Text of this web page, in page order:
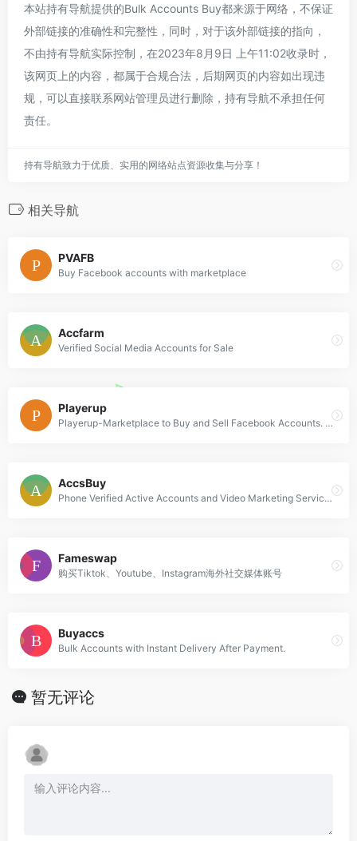
本站持有导航提供的Bulk Accounts Buy都来源于网络，不保证
外部链接的准确性和完整性，同时，对于该外部链接的指向，
不由持有导航实际控制，在2023年8月9日 上午11:02收录时，
该网页上的内容，都属于合规合法，后期网页的内容如出现违
规，可以直接联系网站管理员进行删除，持有导航不承担任何
责任。
持有导航致力于优质、实用的网络站点资源收集与分享！
相关导航
PVAFB
Buy Facebook accounts with marketplace
Accfarm
Verified Social Media Accounts for Sale
Playerup
Playerup-Marketplace to Buy and Sell Facebook Accounts. Facebook Account for Sale.
AccsBuy
Phone Verified Active Accounts and Video Marketing Services.
Fameswap
购买Tiktok、Youtube、Instagram海外社交媒体账号
Buyaccs
Bulk Accounts with Instant Delivery After Payment.
暂无评论